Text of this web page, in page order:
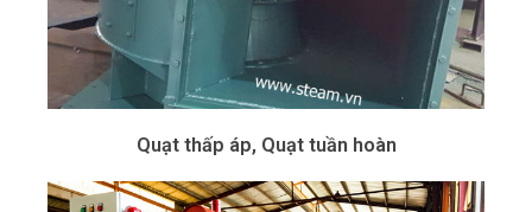
Quạt thấp áp, Quạt tuần hoàn